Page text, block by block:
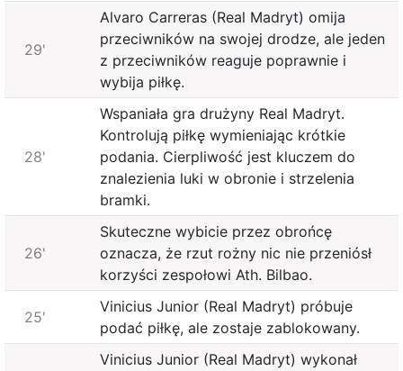
29'
Alvaro Carreras (Real Madryt) omija
przeciwników na swojej drodze, ale jeden
z przeciwników reaguje poprawnie i
wybija piłkę.
28'
Wspaniała gra drużyny Real Madryt.
Kontrolują piłkę wymieniając krótkie
podania. Cierpliwość jest kluczem do
znalezienia luki w obronie i strzelenia
bramki.
26'
Skuteczne wybicie przez obrońcę
oznacza, że ​​rzut rożny nic nie przeniósł
korzyści zespołowi Ath. Bilbao.
25'
Vinicius Junior (Real Madryt) próbuje
podać piłkę, ale zostaje zablokowany.
Vinicius Junior (Real Madryt) wykonał